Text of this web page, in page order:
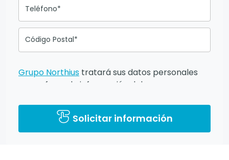
Teléfono*
Código Postal*
Grupo Northius tratará sus datos personales
para ofrecerle información del
directamente relacionados con el interés
manifestado y, en su caso, para tramitar la
contratación correspondiente. Compartiremos
Solicitar información